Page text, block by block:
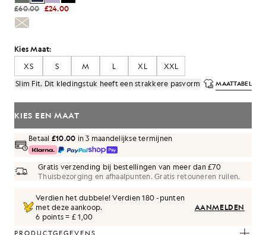
£60.00 £24.00
Kies Maat:
XS
S M L XL
XXL
Slim Fit. Dit kledingstuk heeft een strakkere pasvorm
MAATTABEL
KIES EEN MAAT
Betaal £10.00 in 3 maandelijkse termijnen
Gratis verzending bij bestellingen van meer dan £70
Thuisbezorging en afhaalpunten. Gratis retouneren ruilen.
Verdien het dubbele! Verdien180-punten
met deze aankoop.
6 points = £ 1,00
AANMELDEN
PRODUCTGEGEVENS